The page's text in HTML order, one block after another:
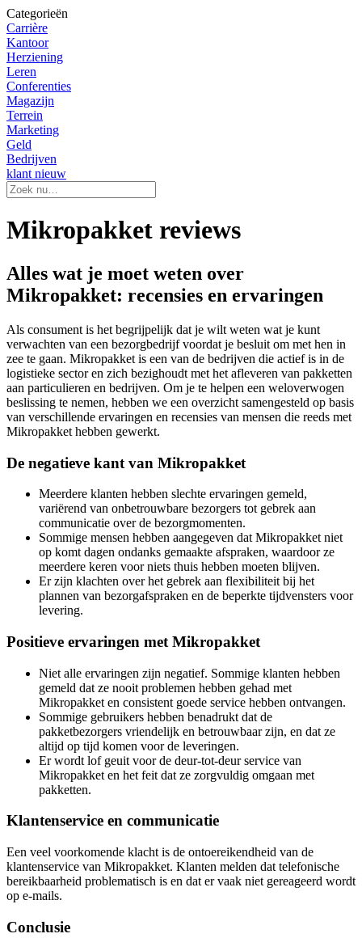
Categorieën
Carrière
Kantoor
Herziening
Leren
Conferenties
Magazijn
Terrein
Marketing
Geld
Bedrijven
klant nieuw
Mikropakket reviews
Alles wat je moet weten over
Mikropakket: recensies en ervaringen
Als consument is het begrijpelijk dat je wilt weten wat je kunt
verwachten van een bezorgbedrijf voordat je besluit om met hen in
zee te gaan. Mikropakket is een van de bedrijven die actief is in de
logistieke sector en zich bezighoudt met het afleveren van pakketten
aan particulieren en bedrijven. Om je te helpen een weloverwogen
beslissing te nemen, hebben we een overzicht samengesteld op basis
van verschillende ervaringen en recensies van mensen die reeds met
Mikropakket hebben gewerkt.
De negatieve kant van Mikropakket
Meerdere klanten hebben slechte ervaringen gemeld,
variërend van onbetrouwbare bezorgers tot gebrek aan
communicatie over de bezorgmomenten.
Sommige mensen hebben aangegeven dat Mikropakket niet
op komt dagen ondanks gemaakte afspraken, waardoor ze
meerdere keren voor niets thuis hebben moeten blijven.
Er zijn klachten over het gebrek aan flexibiliteit bij het
plannen van bezorgafspraken en de beperkte tijdvensters voor
levering.
Positieve ervaringen met Mikropakket
Niet alle ervaringen zijn negatief. Sommige klanten hebben
gemeld dat ze nooit problemen hebben gehad met
Mikropakket en consistent goede service hebben ontvangen.
Sommige gebruikers hebben benadrukt dat de
pakketbezorgers vriendelijk en betrouwbaar zijn, en dat ze
altijd op tijd komen voor de leveringen.
Er wordt lof geuit voor de deur-tot-deur service van
Mikropakket en het feit dat ze zorgvuldig omgaan met
pakketten.
Klantenservice en communicatie
Een veel voorkomende klacht is de ontoereikendheid van de
klantenservice van Mikropakket. Klanten melden dat telefonische
bereikbaarheid problematisch is en dat er vaak niet gereageerd wordt
op e-mails.
Conclusie